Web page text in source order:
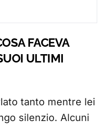
FACEVA
ULTIMI
tanto mentre lei
silenzio. Alcuni